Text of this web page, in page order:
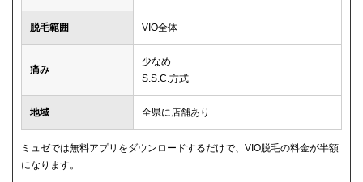
脱毛範囲 VIO全体
痛み
少なめ
S.S.C.方式
地域 全県に店舗あり
ミュゼでは無料アプリをダウンロードするだけで、VIO脱毛の料金が半額
になります。